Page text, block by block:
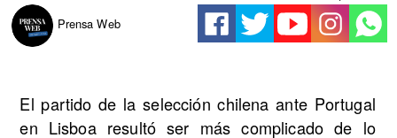
Prensa Web
El partido de la selección chilena ante Portugal
en Lisboa resultó ser más complicado de lo